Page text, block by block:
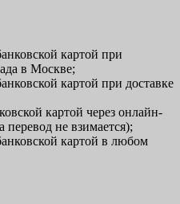
картой при
в Москве;
картой при доставке
картой через онлайн-
перевод не взимается);
картой в любом